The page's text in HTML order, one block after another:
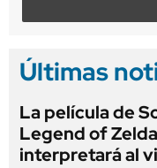
Últimas
La película de
Legend of
interpretará al